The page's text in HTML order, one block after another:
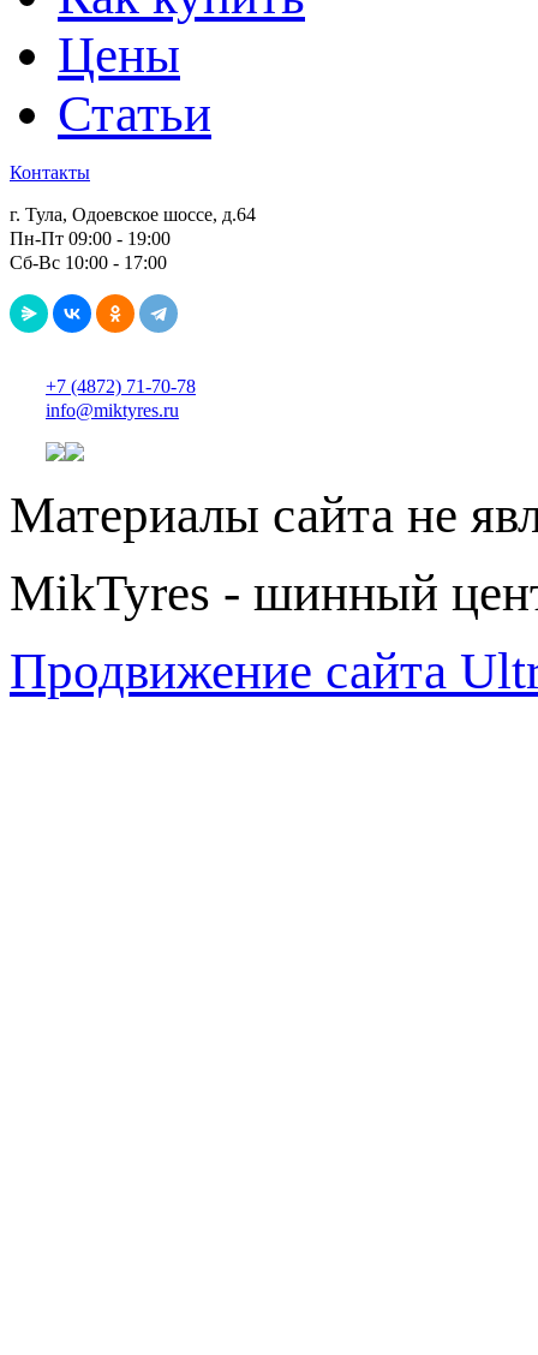
Цены
Статьи
Контакты
г. Тула, Одоевское шоссе, д.64
Пн-Пт 09:00 - 19:00
Сб-Вс 10:00 - 17:00
+7 (4872) 71-70-78
info@miktyres.ru
Материалы сайта не
MikTyres - шинный
Продвижение сайта